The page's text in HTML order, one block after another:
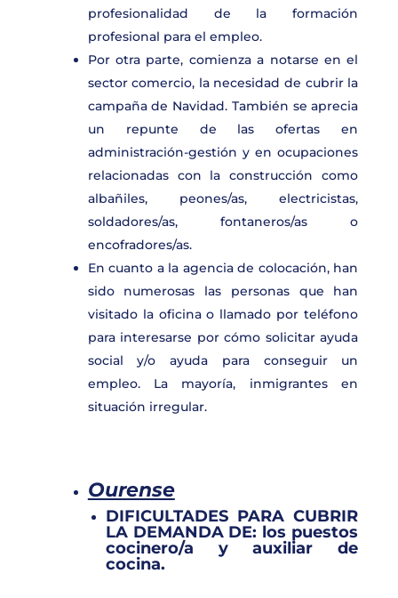
profesionalidad de la formación
profesional para el empleo.
Por otra parte, comienza a notarse en el
sector comercio, la necesidad de cubrir la
campaña de Navidad. También se aprecia
un repunte de las ofertas en
administración-gestión y en ocupaciones
relacionadas con la construcción como
albañiles, peones/as, electricistas,
soldadores/as, fontaneros/as o
encofradores/as.
En cuanto a la agencia de colocación, han
sido numerosas las personas que han
visitado la oficina o llamado por teléfono
para interesarse por cómo solicitar ayuda
social y/o ayuda para conseguir un
empleo. La mayoría, inmigrantes en
situación irregular.
Ourense
DIFICULTADES PARA CUBRIR
LA DEMANDA DE: los puestos
cocinero/a y auxiliar de
cocina.